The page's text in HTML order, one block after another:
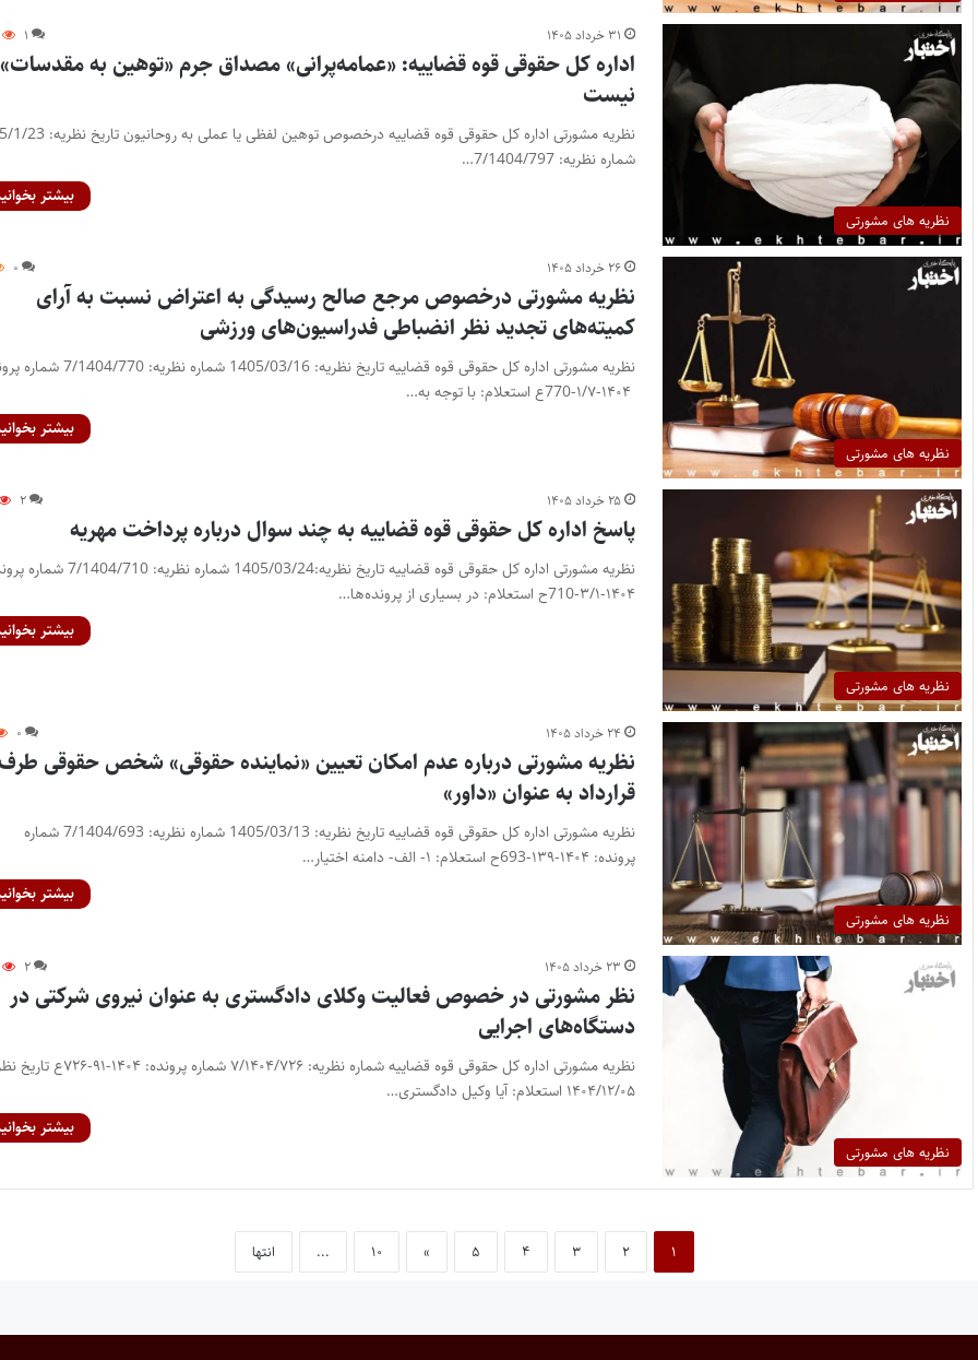
نظریه های مشورتی
۳۱ خرداد ۱۴۰۵ ۱
اداره کل حقوقی قوه قضاییه: «عمامه‌پرانی» مصداق جرم «توهین به مقدسات»
نیست
نظریه مشورتی اداره کل حقوقی قوه قضاییه درخصوص توهین
شماره نظریه: 7/1404/797…
بیشتر
نظریه های مشورتی
۲۶ خرداد ۱۴۰۵ ۰
نظریه مشورتی درخصوص مرجع صالح رسیدگی به اعتراض نسبت به آرای
کمیته‌های تجدید نظر انضباطی فدراسیون‌های ورزشی
نظریه مشورتی اداره کل حقوقی قوه قضاییه تاریخ نظریه: 1405/03/16 شماره
بیشتر
نظریه های مشورتی
۲۵ خرداد ۱۴۰۵ ۲
پاسخ اداره کل حقوقی قوه قضاییه به چند سوال درباره پرداخت مهریه
نظریه مشورتی اداره کل حقوقی قوه قضاییه تاریخ نظریه:1405/03/24 شماره نظریه:
۱۴۰۴-۳/۱-710ح استعلام: در بسیاری از پرونده‌ها…
بیشتر
نظریه های مشورتی
۲۴ خرداد ۱۴۰۵ ۰
نظریه مشورتی درباره عدم امکان تعیین «نماینده حقوقی» شخص حقوقی طرف
قرارداد به عنوان «داور»
نظریه مشورتی اداره کل حقوقی قوه قضاییه تاریخ نظریه: 1405/03/13 شماره نظریه: 7/1404/693 شماره
پرونده: ۱۴۰۴-۱۳۹-693ح استعلام: ۱- الف- دامنه اختیار…
بیشتر
نظریه های مشورتی
۲۳ خرداد ۱۴۰۵ ۲
نظر مشورتی در خصوص فعالیت وکلای دادگستری به عنوان نیروی شرکتی در
دستگاه‌های اجرایی
نظریه مشورتی اداره کل حقوقی قوه قضاییه شماره نظریه: ۷/۱۴۰۴/۷۲۶ شماره
۱۴۰۴/۱۲/۰۵ استعلام: آیا وکیل دادگستری…
بیشتر
۱ ۲ ۳ ۴ ۵ » ۱۰ ... انتها